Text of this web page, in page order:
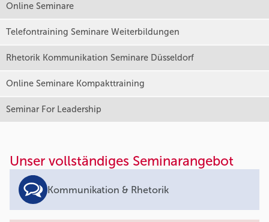
Online Seminare
Telefontraining Seminare Weiterbildungen
Rhetorik Kommunikation Seminare Düsseldorf
Online Seminare Kompakttraining
Seminar For Leadership
Unser vollständiges Seminarangebot
Kommunikation & Rhetorik